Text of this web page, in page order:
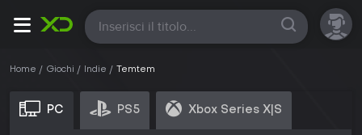
Tutte
Home Giochi Indie Temtem
PC PS5 Xbox Series X|S